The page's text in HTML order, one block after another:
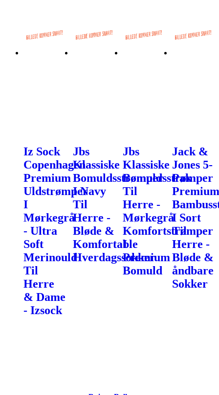
Iz Sock
Copenhagen
Premium
Uldstrømper
I
Mørkegrå
- Ultra
Soft
Merinould
Til
Herre
& Dame
- Izsock
Jbs
Klassiske
Bomuldsstrømper
I Navy
Til
Herre -
Bløde &
Komfortable
Hverdagssokker
Jbs
Klassiske
Bomuldsstrømper
Til
Herre -
Mørkegrå
Komfortstrømper
I
Premium
Bomuld
Jack &
Jones 5-
Pak
Premium
I Sort
Til
Herre -
Bløde &
åndbare
Sokker